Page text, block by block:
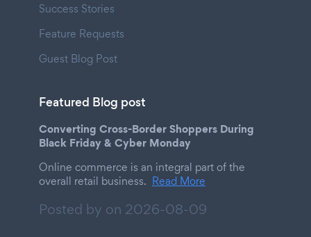
Success Stories
Feature Requests
Guest Blog Post
Featured Blog post
Converting Cross-Border Shoppers During
Black Friday & Cyber Monday
Online commerce is an integral part of the
overall retail business. Read More
Posted by on 2026-08-09